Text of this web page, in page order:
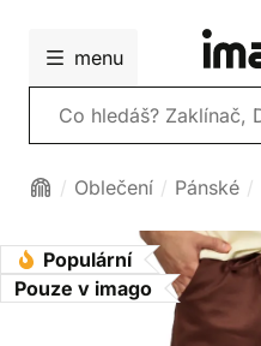
menu
Vyhledávání
Oblečení Pánské
Populární
Pouze v imago